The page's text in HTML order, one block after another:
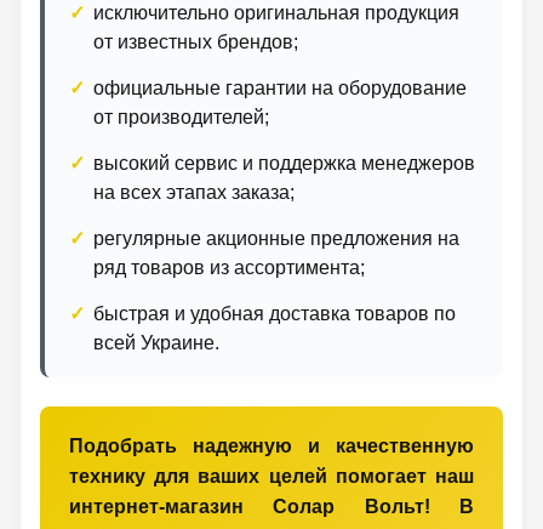
исключительно оригинальная продукция
от известных брендов;
официальные гарантии на оборудование
от производителей;
высокий сервис и поддержка менеджеров
на всех этапах заказа;
регулярные акционные предложения на
ряд товаров из ассортимента;
быстрая и удобная доставка товаров по
всей Украине.
Подобрать надежную и качественную
технику для ваших целей помогает наш
интернет-магазин Солар Вольт! В